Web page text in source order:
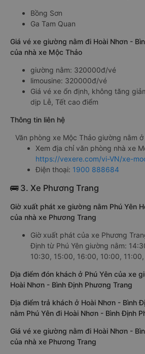
Bồng Sơn
Ga Tam Quan
Giá vé xe giường nằm đi Hoài Nhơn -
của nhà xe Mộc Thảo
giường nằm: 320000đ/vé
limousine: 320000đ/vé
Giá vé xe ổn định, không tăng
dịp Lễ, Tết cao điểm
Thông tin liên hệ
Văn phòng xe Mộc Thảo giường nằm ở
Xem địa chỉ văn phòng nhà xe
https://vexere.com/vi-VN/xe-
Điện thoại: 1900 888684
🚌 3. Xe Phương Trang
Giờ xuất phát xe giường nằm Phú Yên
của nhà xe Phương Trang
Giờ xuất phát của xe Phương
Định từ Phú Yên giường nằm:
10:30, 15:00, 16:00, 10:00,
Địa điểm đón khách ở Phú Yên của xe
Hoài Nhơn - Bình Định Phương Trang
Địa điểm trả khách ở Hoài Nhơn - Bình
nằm Phú Yên đi Hoài Nhơn - Bình Định
Giá vé xe giường nằm đi Hoài Nhơn -
của nhà xe Phương Trang